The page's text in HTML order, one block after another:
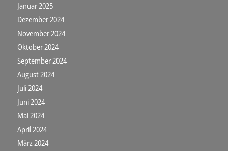
Januar 2025
Dezember 2024
November 2024
Oktober 2024
September 2024
August 2024
Juli 2024
Juni 2024
Mai 2024
April 2024
März 2024